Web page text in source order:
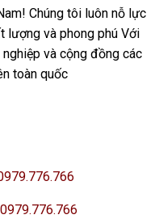
Chúng tôi luôn nỗ lực
lượng và phong phú Với
và cộng đồng các
toàn quốc